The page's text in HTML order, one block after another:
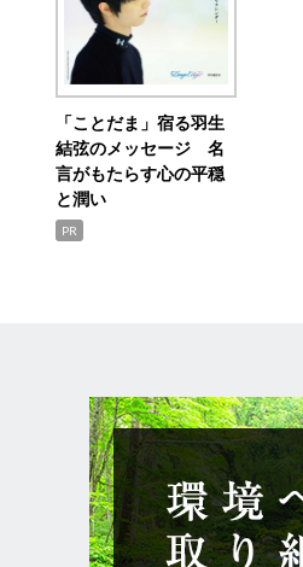
「ことだま」宿る羽生
結弦のメッセージ 名
言がもたらす心の平穏
と潤い
PR